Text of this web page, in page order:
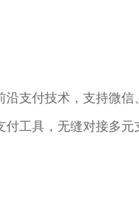
沿支付技术，支持微
工具，无缝对接多